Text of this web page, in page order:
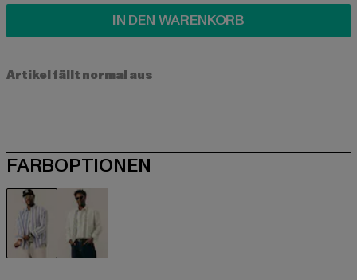
IN DEN WARENKORB
Artikel fällt normal aus
FARBOPTIONEN